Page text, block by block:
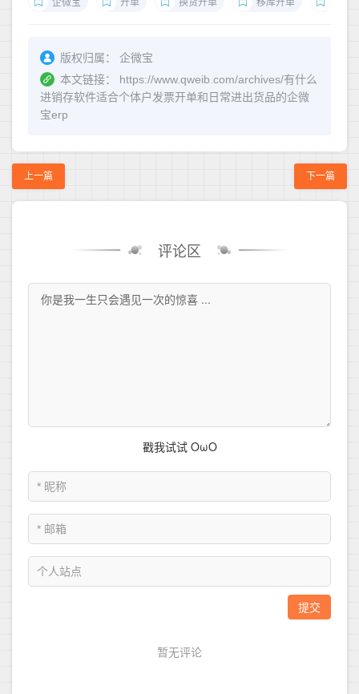
企微宝 开单 换货开单 移库开单
版权归属：
企微宝
本文链接：
https://www.qweib.com/archives/有什么
进销存软件适合个体户发票开单和日常进出货品的企微
宝erp
上一篇 下一篇
评论区